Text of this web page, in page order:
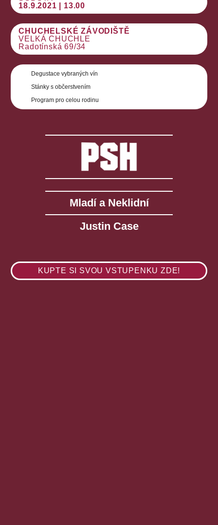
18.9.2021 | 13.00
CHUCHELSKÉ ZÁVODIŠTĚ
VELKÁ CHUCHLE
Radotínská 69/34
Degustace vybraných vín
Stánky s občerstvením
Program pro celou rodinu
Mladí a Neklidní
Justin Case
KUPTE SI SVOU VSTUPENKU ZDE!